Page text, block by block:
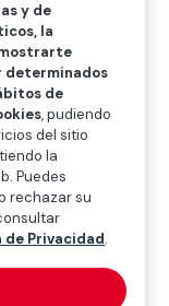
y de
la
determinados
de
, pudiendo
del sitio
la
Puedes
rechazar su
de Privacidad.